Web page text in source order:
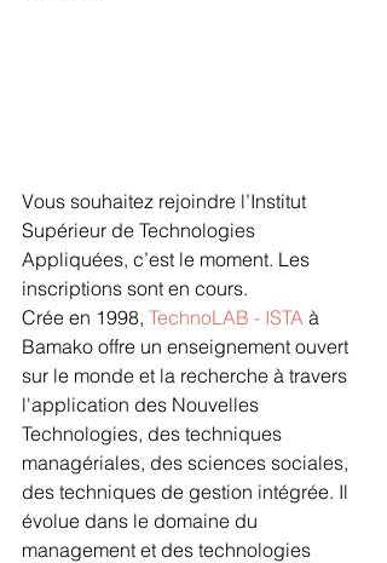
Vous souhaitez rejoindre l’Institut
Supérieur de Technologies
Appliquées, c’est le moment. Les
inscriptions sont en cours.
Crée en 1998, TechnoLAB - ISTA à
Bamako offre un enseignement ouvert
sur le monde et la recherche à travers
l'application des Nouvelles
Technologies, des techniques
managériales, des sciences sociales,
des techniques de gestion intégrée. Il
évolue dans le domaine du
management et des technologies